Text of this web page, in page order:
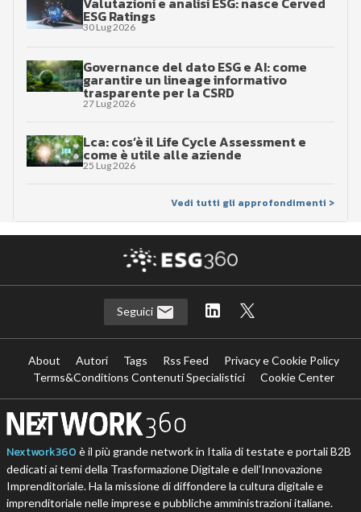
ESG Ratings
30 Lug 2026
Governance del dato ESG e AI: come
garantire un lineage informativo
trasparente per la CSRD
27 Lug 2026
Lca: cos’è il Life Cycle Assessment e
come è utile alle aziende
25 Lug 2026
Vedi tutti gli approfondimenti >
Seguici
About Autori Tags Rss Feed
Privacy e Cookie Policy
Terms&Conditions Contenuti Specialistici
Cookie Center
Nextwork360 è il più grande network in Italia di testate e portali B2B
dedicati ai temi della Trasformazione Digitale e dell’Innovazione
Imprenditoriale. Ha la missione di diffondere la cultura digitale e
imprenditoriale nelle imprese e pubbliche amministrazioni italiane.